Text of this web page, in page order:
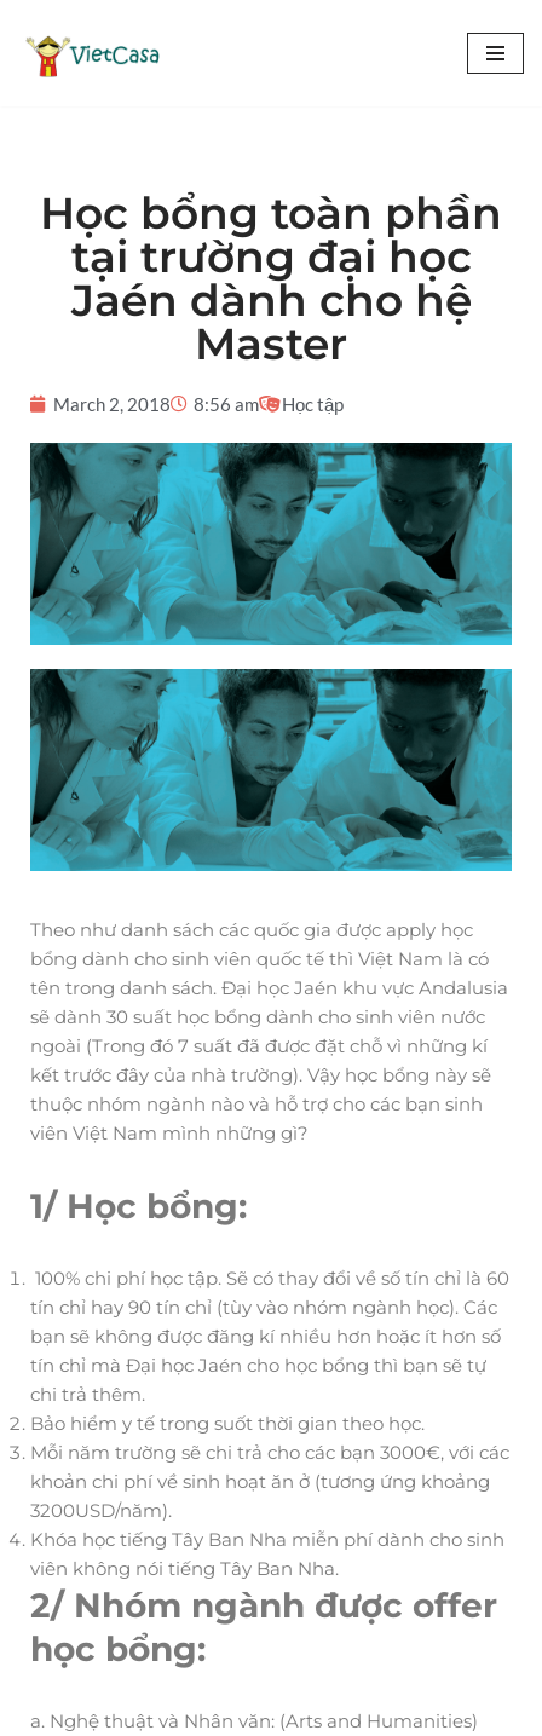
Chuyển
Học bổng toàn phần
tại trường đại học
Jaén dành cho hệ
Master
March 2, 2018 8:56 am Học tập
Theo như danh sách các quốc gia được apply học
bổng dành cho sinh viên quốc tế thì Việt Nam là có
tên trong danh sách. Đại học Jaén khu vực Andalusia
sẽ dành 30 suất học bổng dành cho sinh viên nước
ngoài (Trong đó 7 suất đã được đặt chỗ vì những kí
kết trước đây của nhà trường). Vậy học bổng này sẽ
thuộc nhóm ngành nào và hỗ trợ cho các bạn sinh
viên Việt Nam mình những gì?
1/ Học bổng:
100% chi phí học tập. Sẽ có thay đổi về số tín chỉ là 60
tín chỉ hay 90 tín chỉ (tùy vào nhóm ngành học). Các
bạn sẽ không được đăng kí nhiều hơn hoặc ít hơn số
tín chỉ mà Đại học Jaén cho học bổng thì bạn sẽ tự
chi trả thêm.
Bảo hiểm y tế trong suốt thời gian theo học.
Mỗi năm trường sẽ chi trả cho các bạn 3000€, với các
khoản chi phí về sinh hoạt ăn ở (tương ứng khoảng
3200USD/năm).
Khóa học tiếng Tây Ban Nha miễn phí dành cho sinh
viên không nói tiếng Tây Ban Nha.
2/ Nhóm ngành được offer
học bổng:
a. Nghệ thuật và Nhân văn: (Arts and Humanities)